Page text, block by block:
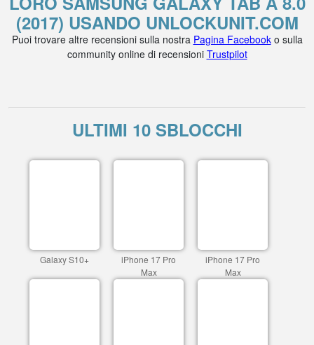
(2017) USANDO UNLOCKUNIT.COM
Puoi trovare altre recensioni sulla nostra Pagina Facebooko sulla
community online di recensioni Trustpilot
ULTIMI 10 SBLOCCHI
Galaxy S10+
iPhone 17 Pro
Max
iPhone 17 Pro
Max